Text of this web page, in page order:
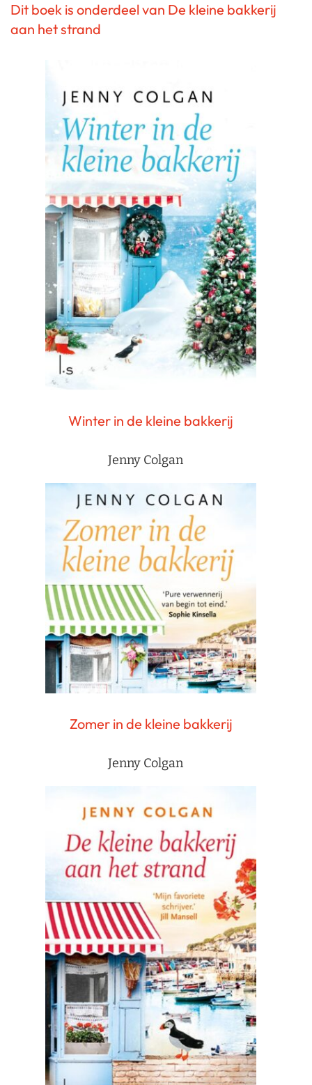
Dit boek is onderdeel van De kleine bakkerij
aan het strand
Winter in de kleine bakkerij
Jenny Colgan
Zomer in de kleine bakkerij
Jenny Colgan